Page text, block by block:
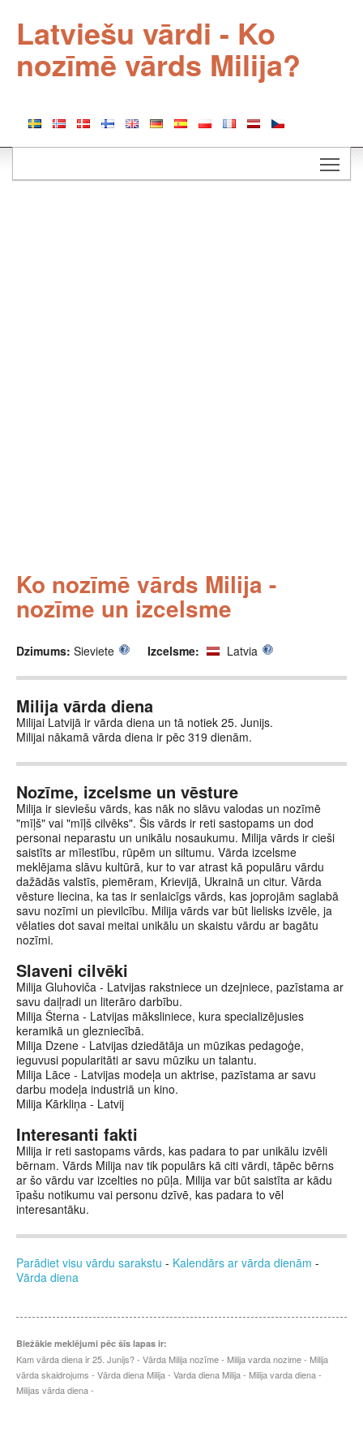
Latviešu vārdi - Ko
nozīmē vārds Milija?
Ko nozīmē vārds Milija -
nozīme un izcelsme
Dzimums: Sieviete Izcelsme: Latvia
Milija vārda diena
Milijai Latvijā ir vārda diena un tā notiek 25. Junijs.
Milijai nākamā vārda diena ir pēc 319 dienām.
Nozīme, izcelsme un vēsture
Milija ir sieviešu vārds, kas nāk no slāvu valodas un nozīmē
"mīļš" vai "mīļš cilvēks". Šis vārds ir reti sastopams un dod
personai neparastu un unikālu nosaukumu. Milija vārds ir cieši
saistīts ar mīlestību, rūpēm un siltumu. Vārda izcelsme
meklējama slāvu kultūrā, kur to var atrast kā populāru vārdu
dažādās valstīs, piemēram, Krievijā, Ukrainā un citur. Vārda
vēsture liecina, ka tas ir senlaicīgs vārds, kas joprojām saglabā
savu nozīmi un pievilcību. Milija vārds var būt lielisks izvēle, ja
vēlaties dot savai meitai unikālu un skaistu vārdu ar bagātu
nozīmi.
Slaveni cilvēki
Milija Gluhoviča - Latvijas rakstniece un dzejniece, pazīstama ar
savu daiļradi un literāro darbību.
Milija Šterna - Latvijas māksliniece, kura specializējusies
keramikā un glezniecībā.
Milija Dzene - Latvijas dziedātāja un mūzikas pedagoģe,
ieguvusi popularitāti ar savu mūziku un talantu.
Milija Lāce - Latvijas modeļa un aktrise, pazīstama ar savu
darbu modeļa industriā un kino.
Milija Kārkliņa - Latvij
Interesanti fakti
Milija ir reti sastopams vārds, kas padara to par unikālu izvēli
bērnam. Vārds Milija nav tik populārs kā citi vārdi, tāpēc bērns
ar šo vārdu var izcelties no pūļa. Milija var būt saistīta ar kādu
īpašu notikumu vai personu dzīvē, kas padara to vēl
interesantāku.
Parādiet visu vārdu sarakstu - Kalendārs ar vārda dienām -
Vārda diena
Biežākie meklējumi pēc šīs lapas ir:
Kam vārda diena ir 25. Junijs? - Vārda Milija nozīme - Milija varda nozime - Milija
vārda skaidrojums - Vārda diena Milija - Varda diena Milija - Milija varda diena -
Milijas vārda diena -